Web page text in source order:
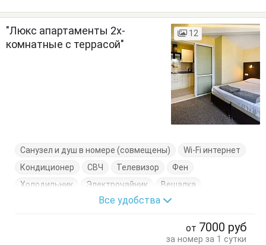
"Люкс апартаменты 2х-
комнатные с террасой"
12
Санузел и душ в номере (совмещены)
Wi-Fi интернет
Кондиционер
СВЧ Телевизор
Фен
Холодильник
Электрочайник
Вешалка
Журнальный столик
Пуфик Стол
Стулья
Все удобства
от 7000 руб
за номер за 1 сутки